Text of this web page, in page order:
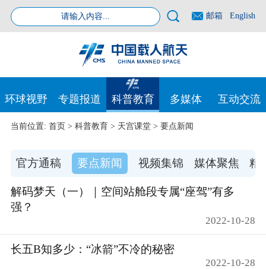
邮箱 English
环球视野 专题报道 科普教育 多媒体 互动交流
官方通稿 要点新闻 视频集锦 媒体聚焦 精
当前位置: 首页> 科普教育> 天宫课堂> 要点新闻
解码梦天（一）｜空间站舱段专属“座驾”有多
强？
2022-10-28
长五B知多少：“冰箭”不冷的秘密
2022-10-28